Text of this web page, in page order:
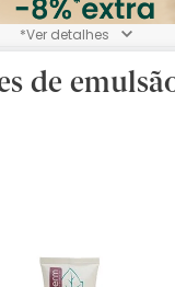
*Ver detalhes
de